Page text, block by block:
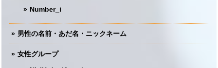
Number_i
男性の名前・あだ名・ニックネーム
女性グループ